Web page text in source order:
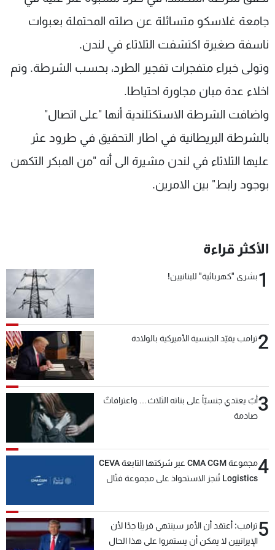
جامعة غلاسكو متسائلة عن صلته المحتملة بعبوات
ناسفة صغيرة اكتشفت الثلاثاء في لندن.
وتولى خبراء متفجرات تفجير الطرد، بحسب الشرطة. وتم
اخلاء عدة مبان مجاورة احتياطا.
واضافت الشرطة الاستكتلندية أنها "على اتصال"
بالشرطة البريطانية في اطار التحقيق في طرود عثر
عليها الثلاثاء في لندن مشيرة الى أنه "من المبكر التكهن
بوجود رابط" بين الامرين.
الأكثر قراءة
1بشرى "كهربائية" للبنانيين!
2ترامب يقيّد الجنسية الأميركية بالولادة
3أبٌ يعتدي جنسيّاً على بناته الثلاث… واعترافاتٌ
صادمة
4
مجموعة CMA CGM عبر شركتها التابعة CEVA
Logistics تُنجز الاستحواذ على مجموعة فتّال
5ترامب: أعتقد أن الأمر سينتهي قريبًا جدًا لأن
الإيرانيين لا يمكن أن يستمروا على هذا الحال
شاهد البرامج
الترددات
عن MTV
لاعلاناتكم
وظائف
شروط الإسـتخدام
سياسة الخصوصية